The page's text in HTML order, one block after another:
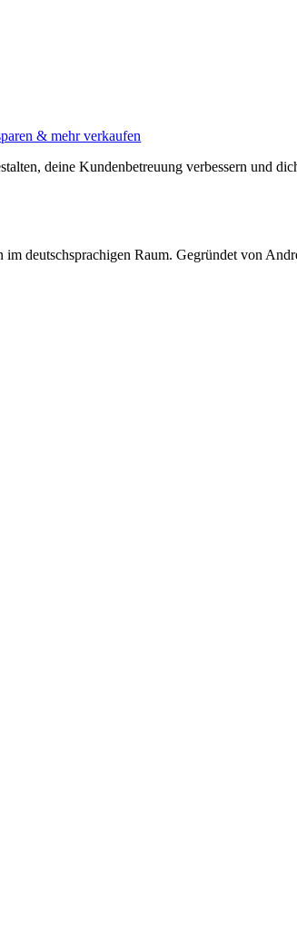
& mehr verkaufen
deine Kundenbetreuung verbessern und
deutschsprachigen Raum. Gegründet von